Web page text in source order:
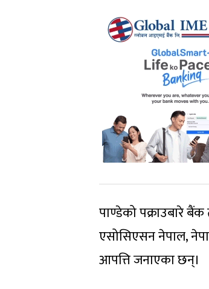
पाण्डेको पक्राउबारे
एसोसिएसन नेपाल,
आपत्ति जनाएका छन्।